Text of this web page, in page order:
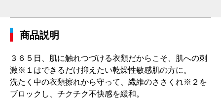
商品説明
３６５日、肌に触れつづける衣類だからこそ、肌への刺
激※１はできるだけ抑えたい乾燥性敏感肌の方に。
洗たく中の衣類擦れから守って、繊維のささくれ※２を
ブロックし、チクチク不快感を緩和。